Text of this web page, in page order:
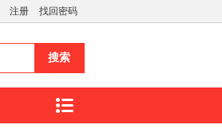
注册 找回密码
搜索